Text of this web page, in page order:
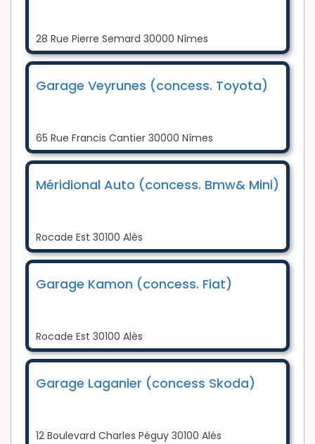
28 Rue Pierre Semard 30000 Nîmes
Garage Veyrunes (concess. Toyota)
65 Rue Francis Cantier 30000 Nîmes
Méridional Auto (concess. Bmw& Mini)
Rocade Est 30100 Alès
Garage Kamon (concess. Fiat)
Rocade Est 30100 Alès
Garage Laganier (concess Skoda)
12 Boulevard Charles Péguy 30100 Alès